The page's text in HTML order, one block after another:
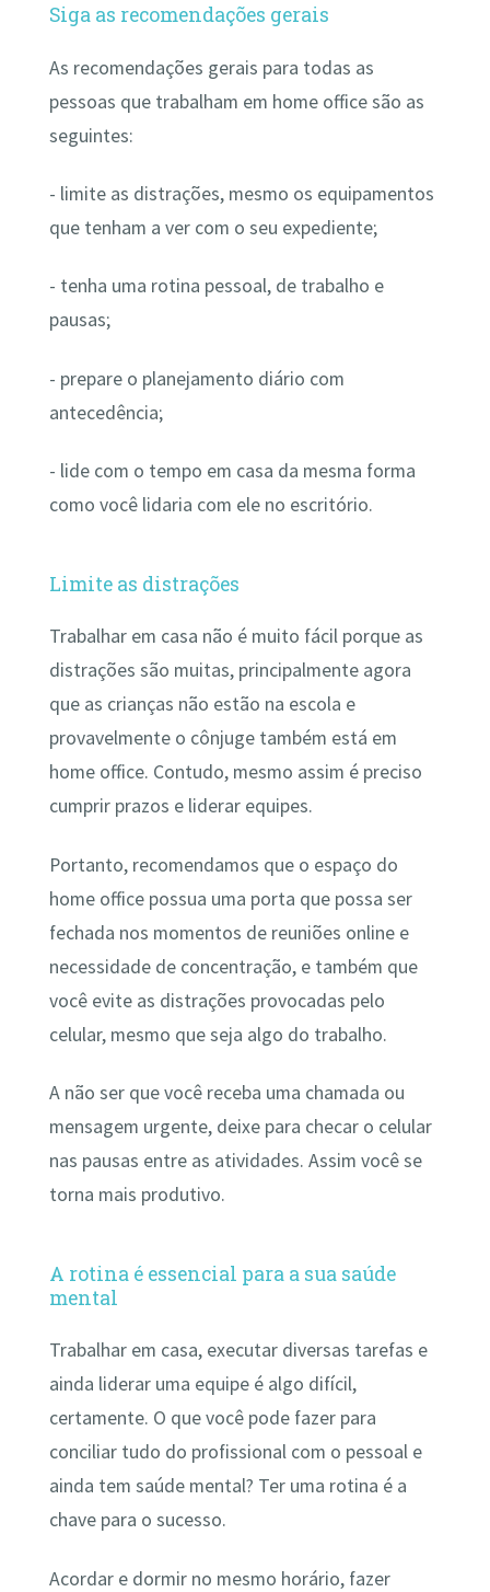
Siga as recomendações gerais
As recomendações gerais para todas as
pessoas que trabalham em home office são as
seguintes:
- limite as distrações, mesmo os equipamentos
que tenham a ver com o seu expediente;
- tenha uma rotina pessoal, de trabalho e
pausas;
- prepare o planejamento diário com
antecedência;
- lide com o tempo em casa da mesma forma
como você lidaria com ele no escritório.
Limite as distrações
Trabalhar em casa não é muito fácil porque as
distrações são muitas, principalmente agora
que as crianças não estão na escola e
provavelmente o cônjuge também está em
home office. Contudo, mesmo assim é preciso
cumprir prazos e liderar equipes.
Portanto, recomendamos que o espaço do
home office possua uma porta que possa ser
fechada nos momentos de reuniões online e
necessidade de concentração, e também que
você evite as distrações provocadas pelo
celular, mesmo que seja algo do trabalho.
A não ser que você receba uma chamada ou
mensagem urgente, deixe para checar o celular
nas pausas entre as atividades. Assim você se
torna mais produtivo.
A rotina é essencial para a sua saúde
mental
Trabalhar em casa, executar diversas tarefas e
ainda liderar uma equipe é algo difícil,
certamente. O que você pode fazer para
conciliar tudo do profissional com o pessoal e
ainda tem saúde mental? Ter uma rotina é a
chave para o sucesso.
Acordar e dormir no mesmo horário, fazer